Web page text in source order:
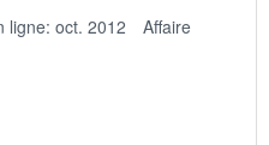
ligne: oct. 2012
Affaire